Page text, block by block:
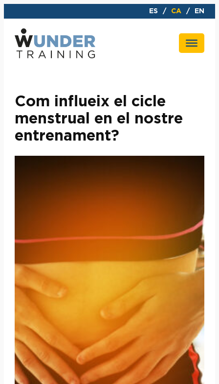
al
contingut
ES CA EN
Com influeix el cicle
menstrual en el nostre
entrenament?